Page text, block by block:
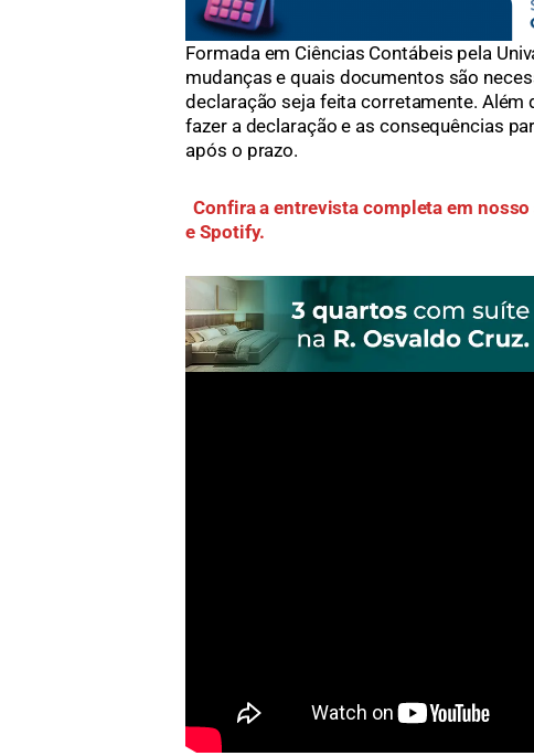
Formada em Ciências Contábeis pela
mudanças e quais documentos são
declaração seja feita corretamente.
fazer a declaração e as consequências
após o prazo.
Confira a entrevista completa em
e Spotify.